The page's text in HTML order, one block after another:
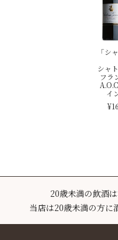
「シ
シャ
フラ
イ
20歳未満の飲酒
当店は20歳未満の方に